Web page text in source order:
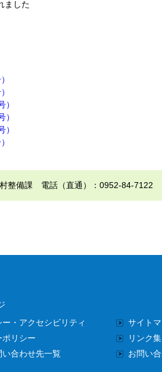
整備課 電話（直通）：0952-84-7122
・アクセシビリティ
サイト
ポリシー
リンク集
合わせ先一覧
お問い